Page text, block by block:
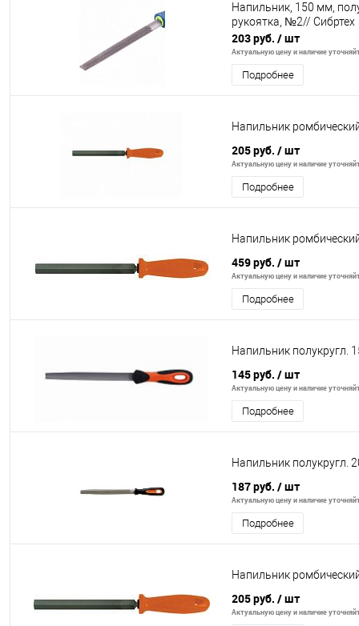
Напильник, 150 мм,
рукоятка, №2// Сибртех
203 руб. / шт
Актуальную цену и наличие
Подробнее
Напильник
205 руб. / шт
Актуальную цену и наличие
Подробнее
Напильник
459 руб. / шт
Актуальную цену и наличие
Подробнее
Напильник полукругл.
145 руб. / шт
Актуальную цену и наличие
Подробнее
Напильник полукругл.
187 руб. / шт
Актуальную цену и наличие
Подробнее
Напильник
205 руб. / шт
Актуальную цену и наличие